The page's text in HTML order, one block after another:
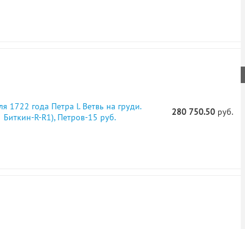
1722 года Петра l. Ветвь на груди.
Биткин-R-R1), Петров-15 руб.
280 750.50руб.